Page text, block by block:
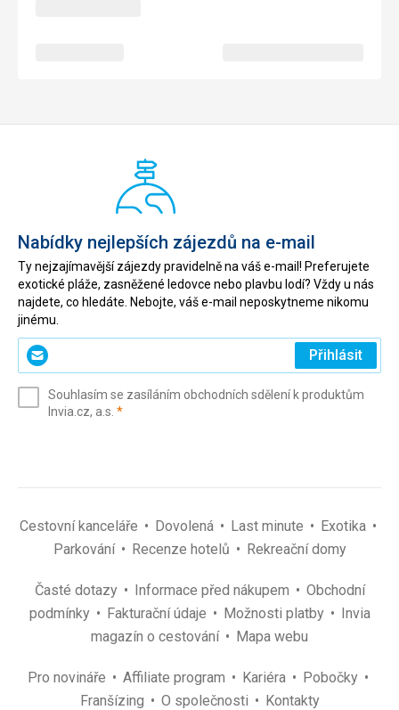
Nabídky nejlepších zájezdů na e-mail
Ty nejzajímavější zájezdy pravidelně na váš e-mail! Preferujete
exotické pláže, zasněžené ledovce nebo plavbu lodí? Vždy u nás
najdete, co hledáte. Nebojte, váš e-mail neposkytneme nikomu
jinému.
Zadejte
svůj
(povinné)
Přihlásit
Souhlasím se zasíláním obchodních sdělení k produktům
Invia.cz, a.s. *(povinné)
Cestovní kanceláře Dovolená Last minute
Exotika
Parkování
Recenze hotelů Rekreační domy
Časté dotazy Informace před nákupem
Obchodní
podmínky
Fakturační údaje Možnosti platby
Invia
magazín o cestování
Mapa webu
Pro novináře Affiliate program Kariéra
Pobočky
Franšízing
O společnosti Kontakty